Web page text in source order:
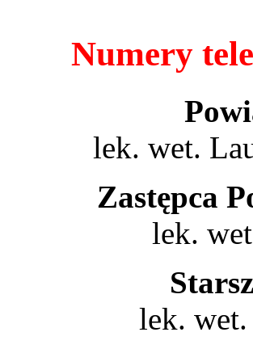
Numery
lek. wet.
Zastępca
lek.
lek.